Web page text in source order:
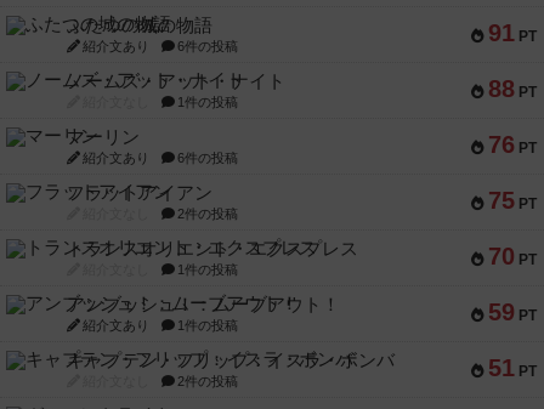
91 PT
ふたつの城の物語
紹介文あり 6件の投稿
88 PT
ノームズ・アット・ナイト
1件の投稿
76 PT
マーリン
紹介文あり 6件の投稿
75 PT
フラットアイアン
2件の投稿
70 PT
トランスオリエント・エクスプレス
1件の投稿
59 PT
アンブッシュ！：ムーブアウト！
紹介文あり 1件の投稿
51 PT
キャプテン・フリップ：イスラ・ボンバ
2件の投稿